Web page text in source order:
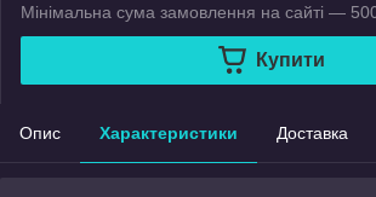
Мінімальна сума замовлення на сайті —
Купити
Опис Характеристики Доставка